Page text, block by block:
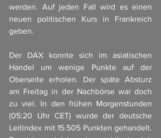
werden. Auf jeden Fall wird es einen
neuen politischen Kurs in Frankreich
geben.
Der DAX konnte sich im asiatischen
Handel um wenige Punkte auf der
Oberseite erholen. Der späte Absturz
am Freitag in der Nachbörse war doch
zu viel. In den frühen Morgenstunden
(05:20 Uhr CET) wurde der deutsche
Leitindex mit 15.505 Punkten gehandelt.